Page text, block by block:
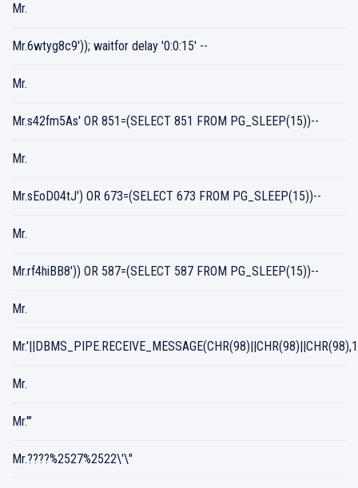
Mr.
Mr.6wtyg8c9')); waitfor delay '0:0:15' --
Mr.
Mr.s42fm5As' OR 851=(SELECT 851 FROM PG_SLEEP(15))--
Mr.
Mr.sEoD04tJ') OR 673=(SELECT 673 FROM PG_SLEEP(15))--
Mr.
Mr.rf4hiBB8')) OR 587=(SELECT 587 FROM PG_SLEEP(15))--
Mr.
Mr.
Mr.'"
Mr.????%2527%2522\'\"